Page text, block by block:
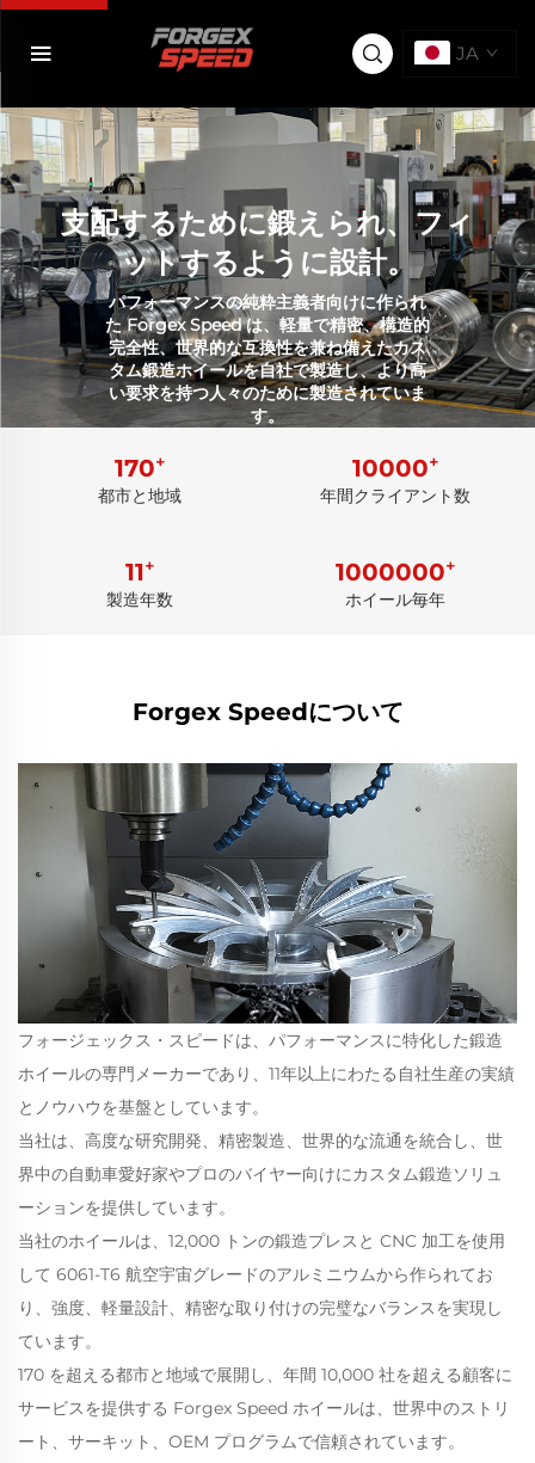
JA
支配するために鍛えられ、フィ
ットするように設計。
パフォーマンスの純粋主義者向けに作られ
た Forgex Speed は、軽量で精密、構造的
完全性、世界的な互換性を兼ね備えたカス
タム鍛造ホイールを自社で製造し、より高
い要求を持つ人々のために製造されていま
す。
170+
都市と地域
10000+
年間クライアント数
11+
製造年数
1000000+
ホイール毎年
Forgex Speedについて
フォージェックス・スピードは、パフォーマンスに特化した鍛造
ホイールの専門メーカーであり、11年以上にわたる自社生産の実績
とノウハウを基盤としています。
当社は、高度な研究開発、精密製造、世界的な流通を統合し、世
界中の自動車愛好家やプロのバイヤー向けにカスタム鍛造ソリュ
ーションを提供しています。
当社のホイールは、12,000 トンの鍛造プレスと CNC 加工を使用
して 6061-T6 航空宇宙グレードのアルミニウムから作られてお
り、強度、軽量設計、精密な取り付けの完璧なバランスを実現し
ています。
170 を超える都市と地域で展開し、年間 10,000 社を超える顧客に
サービスを提供する Forgex Speed ホイールは、世界中のストリ
ート、サーキット、OEM プログラムで信頼されています。